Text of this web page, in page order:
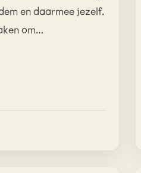
en daarmee jezelf.
om…